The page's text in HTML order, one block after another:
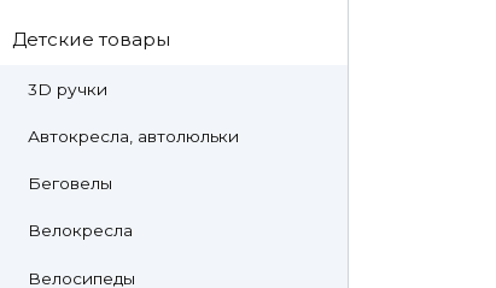
Детские товары
3D ручки
Автокресла, автолюльки
Беговелы
Велокресла
Велосипеды